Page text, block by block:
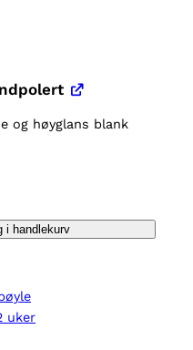
og høyglans blank
i handlekurv
uker